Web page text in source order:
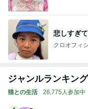
悲しすぎ
クロオフィ
ジャンルランキング
猫との生活 26,775人参加中